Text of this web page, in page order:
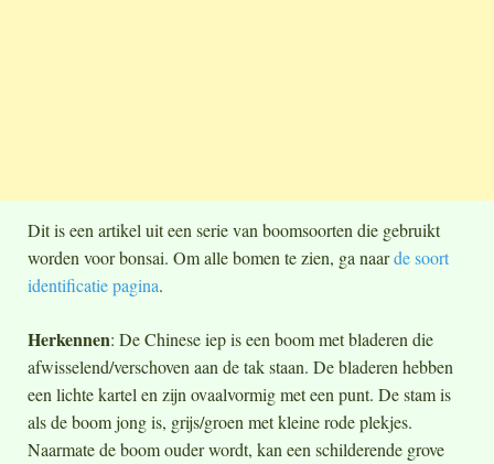
Dit is een artikel uit een serie van boomsoorten die gebruikt
worden voor bonsai. Om alle bomen te zien, ga naarde soort
identificatie pagina.
Herkennen: De Chinese iep is een boom met bladeren die
afwisselend/verschoven aan de tak staan. De bladeren hebben
een lichte kartel en zijn ovaalvormig met een punt. De stam is
als de boom jong is, grijs/groen met kleine rode plekjes.
Naarmate de boom ouder wordt, kan een schilderende grove